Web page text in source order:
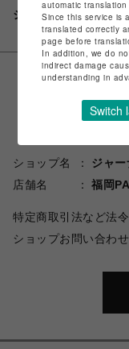
シェアする
ショップ名
ジャ
店舗名
福岡
特定商取引法など法
ショップお問い合わ
automatic translation
Since this service is
translated correctly
page before
In addition, we do
indirect damage
understanding in
Switch